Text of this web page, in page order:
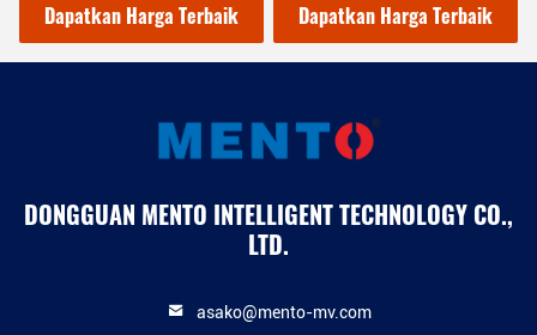
Dapatkan Harga Terbaik Dapatkan Harga
DONGGUAN MENTO INTELLIGENT TECHNOLOGY CO.,
LTD.
asako@mento-mv.com